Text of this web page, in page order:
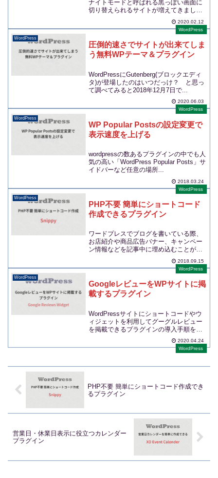
ナイトモードと呼ばれる黒っぽい画面に
切り替えられるサイトが増えてきまし
2020.02.12
WordPress
WordPress
圧倒的速さでサイトが出来てしま
う無料WPテーマ＆プラグイン
WordPressにGutenberg(ブロックエディ
タ)が登場したのはいつだっけ？ と思っ
て調べてみると2018年12月7日で...
2020.06.03
WordPress
WordPress
WP Popular Postsの設定変更で
表示速度を上げる
wordpressの数あるプラグインの中でも人
気の高い「WordPress Popular Posts」サ
イドバーなど任意の場所...
2018.03.24
WordPress
WordPress
PHP不要 簡単にショートコード
作成できるプラグイン
ワードプレスでブログを書いている際、
お店紹介や商品広告バナー、キャンペー
ン情報などを記事中に埋め込むことがあ
2018.09.15
WordPress
WordPress
GoogleレビューをWPサイトに掲
載するプラグイン
WordPressサイトにショートコードやウ
ィジェットを利用してグーグルレビュー
を掲載できるプラグインの導入手順をご
2020.04.24
WordPress
PHP不要 簡単にショートコード作成でき
るプラグイン
営業日・休業日表示に役立つカレンダー
プラグイン